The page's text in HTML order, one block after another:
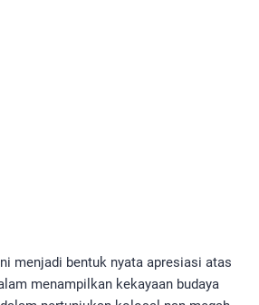
menjadi bentuk nyata apresiasi atas
menampilkan kekayaan budaya